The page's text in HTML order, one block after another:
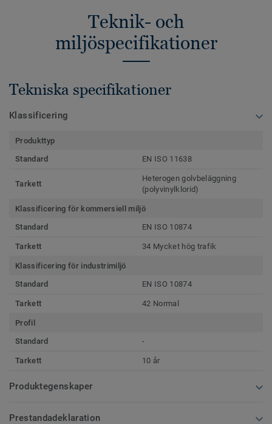
Teknik- och
miljöspecifikationer
Tekniska specifikationer
Klassificering
Produkttyp
Standard
EN ISO 11638
Tarkett
Heterogen golvbeläggning
(polyvinylklorid)
Klassificering för kommersiell miljö
Standard
EN ISO 10874
Tarkett 34 Mycket hög trafik
Klassificering för industrimiljö
Standard
EN ISO 10874
Tarkett 42 Normal
Profil
Standard
-
Tarkett 10 år
Produktegenskaper
Prestandadeklaration